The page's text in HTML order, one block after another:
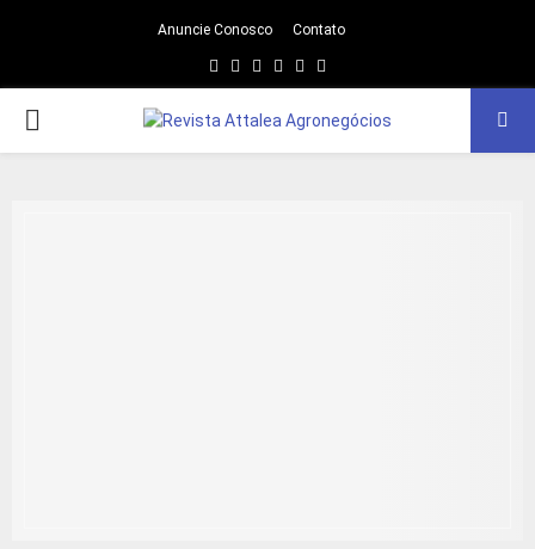
Anuncie Conosco Contato
Facebook
Twitter
Instagram
LinkedinYoutube
PRIMARY